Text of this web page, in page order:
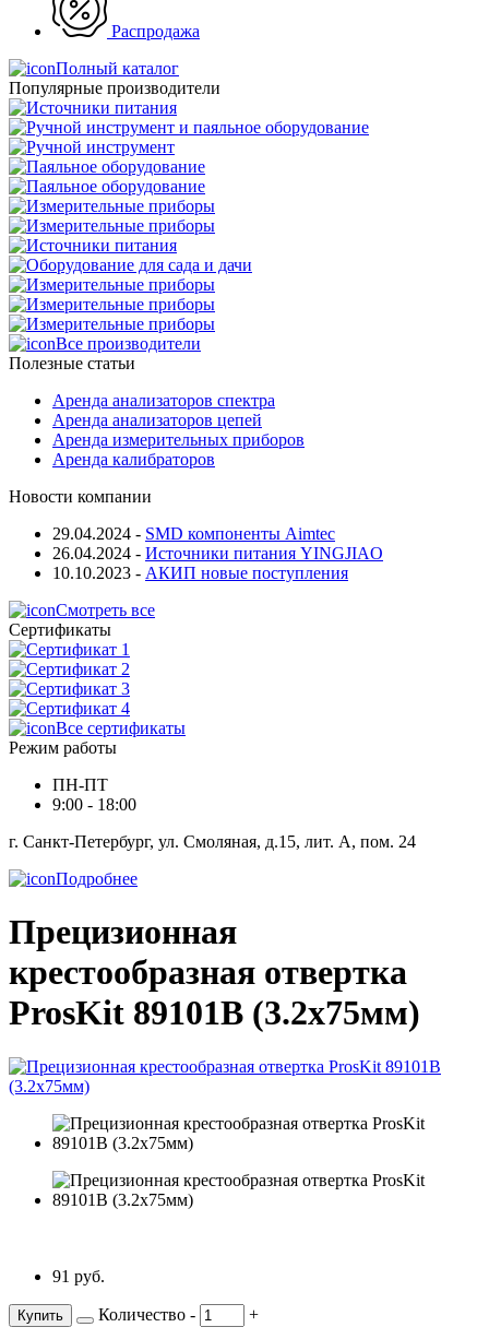
Распродажа
Полный каталог
Популярные производители
Все производители
Полезные статьи
Аренда анализаторов спектра
Аренда анализаторов цепей
Аренда измерительных приборов
Аренда калибраторов
Новости компании
29.04.2024 - SMD компоненты Aimtec
26.04.2024 - Источники питания YINGJIAO
10.10.2023 - АКИП новые поступления
Смотреть все
Сертификаты
Все сертификаты
Режим работы
ПН-ПТ
9:00 - 18:00
г. Санкт-Петербург, ул. Смоляная, д.15, лит. А, пом. 24
Подробнее
Прецизионная
крестообразная отвертка
ProsKit 89101B (3.2x75мм)
91 руб.
Купить Количество - +